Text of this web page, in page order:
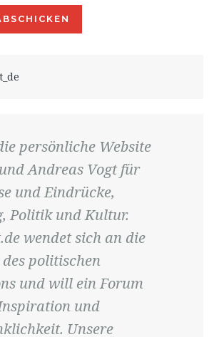
persönliche Website
Andreas Vogt für
und Eindrücke,
Politik und Kultur.
wendet sich an die
politischen
und will ein Forum
und
Unsere